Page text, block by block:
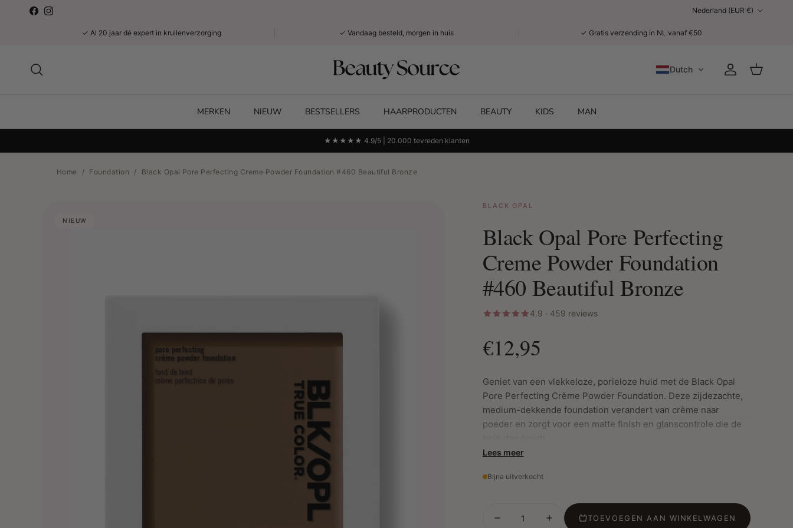
Ga naar inhoud
FacebookInstagram Nederland (EUR €)
✓ Al 20 jaar dé expert in krullenverzorging ✓ Vandaag besteld, morgen in huis ✓ Gratis verzending in NL vanaf €50
Dutch AccountWinkelwagen
MERKEN NIEUW BESTSELLERS HAARPRODUCTEN BEAUTY KIDS MAN
★★★★★ 4.9/5 | 20.000 tevreden klanten
Home / Foundation / Black Opal Pore Perfecting Creme Powder Foundation #460 Beautiful Bronze
NIEUW
BLACK OPAL
Black Opal Pore Perfecting
Creme Powder Foundation
#460 Beautiful Bronze
4.9 · 459 reviews
€12,95
Geniet van een vlekkeloze, porieloze huid met de Black Opal
Pore Perfecting Crème Powder Foundation. Deze zijdezachte,
medium-dekkende foundation verandert van crème naar
poeder en zorgt voor een matte finish en glanscontrole die de
Belangrijkste Kenmerken:
Shade ID™-technologie voor een perfecte kleurmatch en
Lees meer
Bijna uitverkocht
TOEVOEGEN AAN WINKELWAGEN